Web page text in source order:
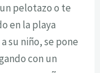
pelotazo o te
en la playa
su niño, se pone
con un